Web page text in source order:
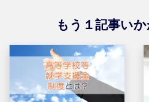
もう１記事い